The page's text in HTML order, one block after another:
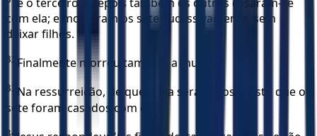
com ela; e morreram os sete sucessivamente, sem
deixar filhos.
32 Finalmente morreu também a mulher.
33 Na ressurreição, de quem ela será esposa, visto que os
sete foram casados com ela? "
34